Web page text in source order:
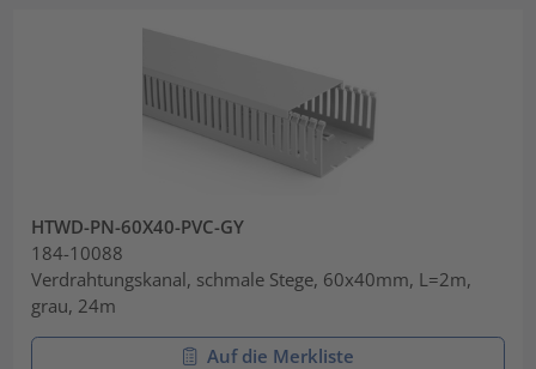
HTWD-PN-60X40-PVC-GY
184-10088
Verdrahtungskanal, schmale Stege, 60x40mm, L=2m,
grau, 24m
Auf die Merkliste